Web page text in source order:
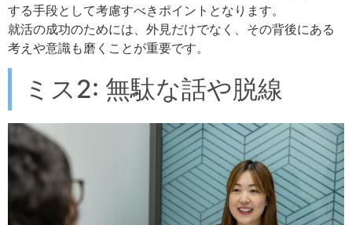
する手段として考慮すべきポイントとなります。
就活の成功のためには、外見だけでなく、その背後にある
考えや意識も磨くことが重要です。
ミス2: 無駄な話や脱線